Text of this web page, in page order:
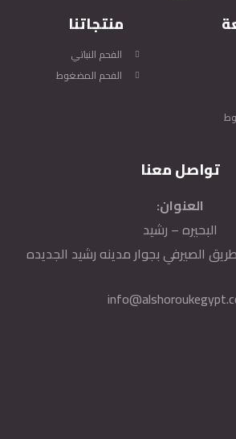
منتجاتنا
الفحم النباتي
الفحم المضغوط
تواصل معنا
العنوان:
البحيره – رشيد
الصيرفي بجوار مدينه رشيد الجديده